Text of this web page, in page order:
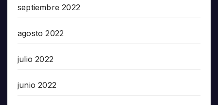
septiembre 2022
agosto 2022
julio 2022
junio 2022